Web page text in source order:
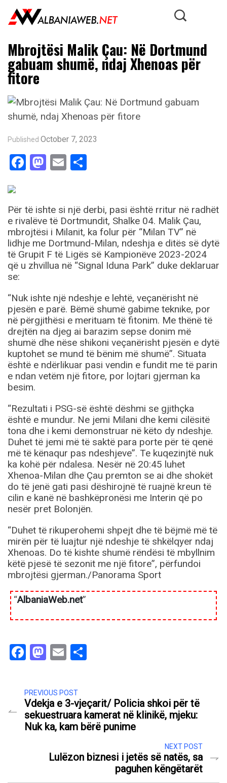
Mbrojtësi Malik Çau: Në Dortmund
gabuam shumë, ndaj Xhenoas për
fitore
Published October 7, 2023
Facebook
Mastodon
Email
Për të ishte si një derbi, pasi është rritur në radhët
e rivalëve të Dortmundit, Shalke 04. Malik Çau,
mbrojtësi i Milanit, ka folur për “Milan TV” në
lidhje me Dortmund-Milan, ndeshja e ditës së dytë
të Grupit F të Ligës së Kampionëve 2023-2024
që u zhvillua në “Signal Iduna Park” duke deklaruar
se:
“Nuk ishte një ndeshje e lehtë, veçanërisht në
pjesën e parë. Bëmë shumë gabime teknike, por
në përgjithësi e merituam të fitonim. Me thënë të
drejtën na djeg ai barazim sepse donim më
shumë dhe nëse shikoni veçanërisht pjesën e dytë
kuptohet se mund të bënim më shumë”. Situata
është e ndërlikuar pasi vendin e fundit me të parin
e ndan vetëm një fitore, por lojtari gjerman ka
besim.
“Rezultati i PSG-së është dëshmi se gjithçka
është e mundur. Ne jemi Milani dhe kemi cilësitë
tona dhe i kemi demonstruar në këto dy ndeshje.
Duhet të jemi më të saktë para porte për të qenë
më të kënaqur pas ndeshjeve”. Te kuqezinjtë nuk
ka kohë për ndalesa. Nesër në 20:45 luhet
Xhenoa-Milan dhe Çau premton se ai dhe shokët
do të jenë gati pasi dëshirojnë të ruajnë kreun të
cilin e kanë në bashkëpronësi me Interin që po
nesër pret Bolonjën.
“Duhet të rikuperohemi shpejt dhe të bëjmë më të
mirën për të luajtur një ndeshje të shkëlqyer ndaj
Xhenoas. Do të kishte shumë rëndësi të mbyllnim
këtë pjesë të sezonit me një fitore”, përfundoi
mbrojtësi gjerman./Panorama Sport
“AlbaniaWeb.net”
Facebook
Mastodon
Email
PREVIOUS POST
Vdekja e 3-vjeçarit/ Policia shkoi për të
sekuestruara kamerat në klinikë, mjeku:
Nuk ka, kam bërë punime
NEXT POST
Lulëzon biznesi i jetës së natës, sa
paguhen këngëtarët